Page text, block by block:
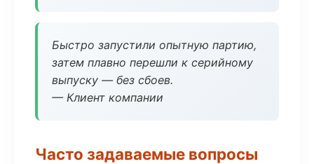
Быстро запустили опытную партию,
затем плавно перешли к серийному
выпуску — без сбоев.
— Клиент компании
Часто задаваемые вопросы